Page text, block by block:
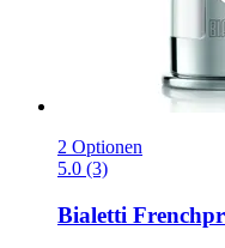
2 Optionen
5.0 (3)
Bialetti